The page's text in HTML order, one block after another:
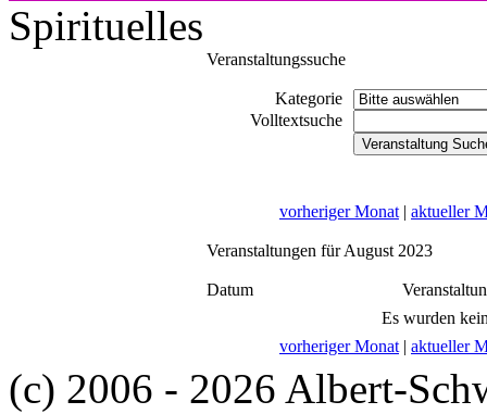
Spirituelles
Veranstaltungssuche
Kategorie
Volltextsuche
vorheriger Monat | aktueller
Veranstaltungen für August 2023
Datum
Es wurden
vorheriger Monat | aktueller
(c) 2006 - 2026 Albert-